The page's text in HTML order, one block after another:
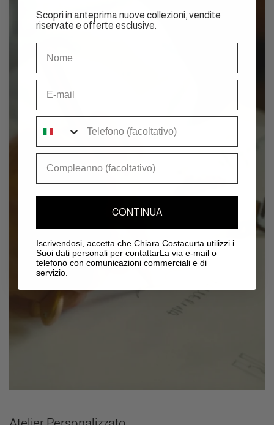
Scopri in anteprima nuove collezioni, vendite
riservate e offerte esclusive.
CONTINUA
Iscrivendosi, accetta che Chiara Costacurta utilizzi i
Suoi dati personali per contattarLa via e-mail o
telefono con comunicazioni commerciali e di
servizio.